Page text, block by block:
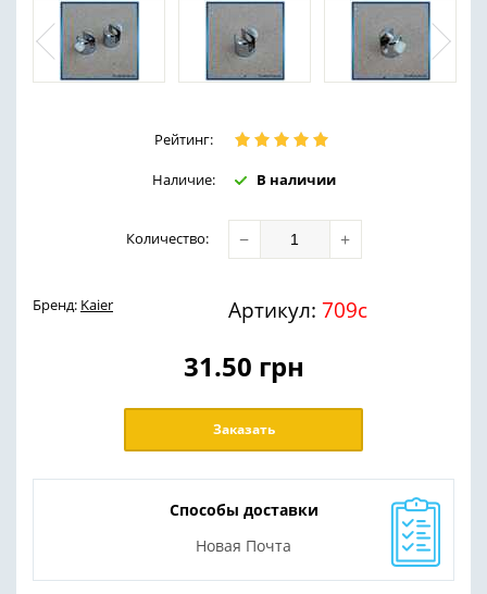
Рейтинг:
Наличие: В наличии
Количество: − +
Бренд: Kaier Артикул: 709с
31.50 грн
Заказать
Способы доставки
Новая Почта